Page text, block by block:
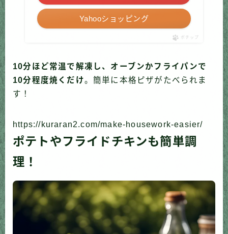
Yahooショッピング
ポチップ
10分ほど常温で解凍し、オーブンかフライパンで
10分程度焼くだけ。簡単に本格ピザがたべられま
す！
https://kuraran2.com/make-housework-easier/
ポテトやフライドチキンも簡単調
理！